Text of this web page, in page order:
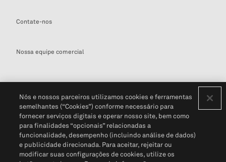
Contate-nos
Nossa equipe comercial
Definições de cookies
Disclaimers Legais Termos de Uso Aviso de Cookies
Política de PrivacidadePortal de privacidade do cliente (em inglês)
Não Venda Minhas Informações Pessoais© 2026 S&P Global
Nós e nossos parceiros utilizamos cookies e ferramentas
semelhantes (“Cookies”) conforme necessário para
fornecer serviços digitais e operar nosso site, bem como
para finalidades “opcionais” relacionadas a
funcionalidade, desempenho (incluindo análise de dados)
e publicidade direcionada. Para aceitar, rejeitar ou
modificar suas configurações de cookies, utilize os